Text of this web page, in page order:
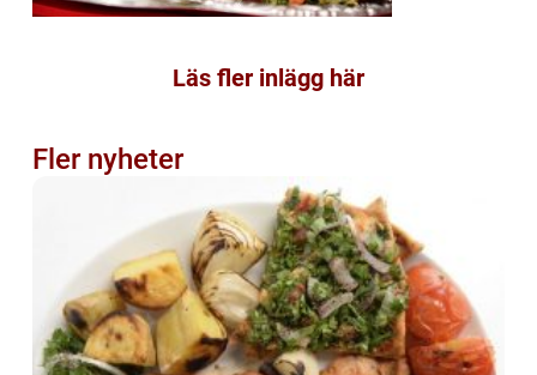
Läs fler inlägg här
Fler nyheter